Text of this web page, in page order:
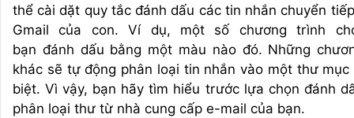
thể cài dặt quy tắc đánh dấu các tin nhắn chuyển
Gmail của con. Ví dụ, một số chương trình
bạn đánh dấu bằng một màu nào đó. Những
khác sẽ tự động phân loại tin nhắn vào một thư mục
biệt. Vì vậy, bạn hãy tìm hiểu trước lựa chọn đánh
phân loại thư từ nhà cung cấp e-mail của bạn.